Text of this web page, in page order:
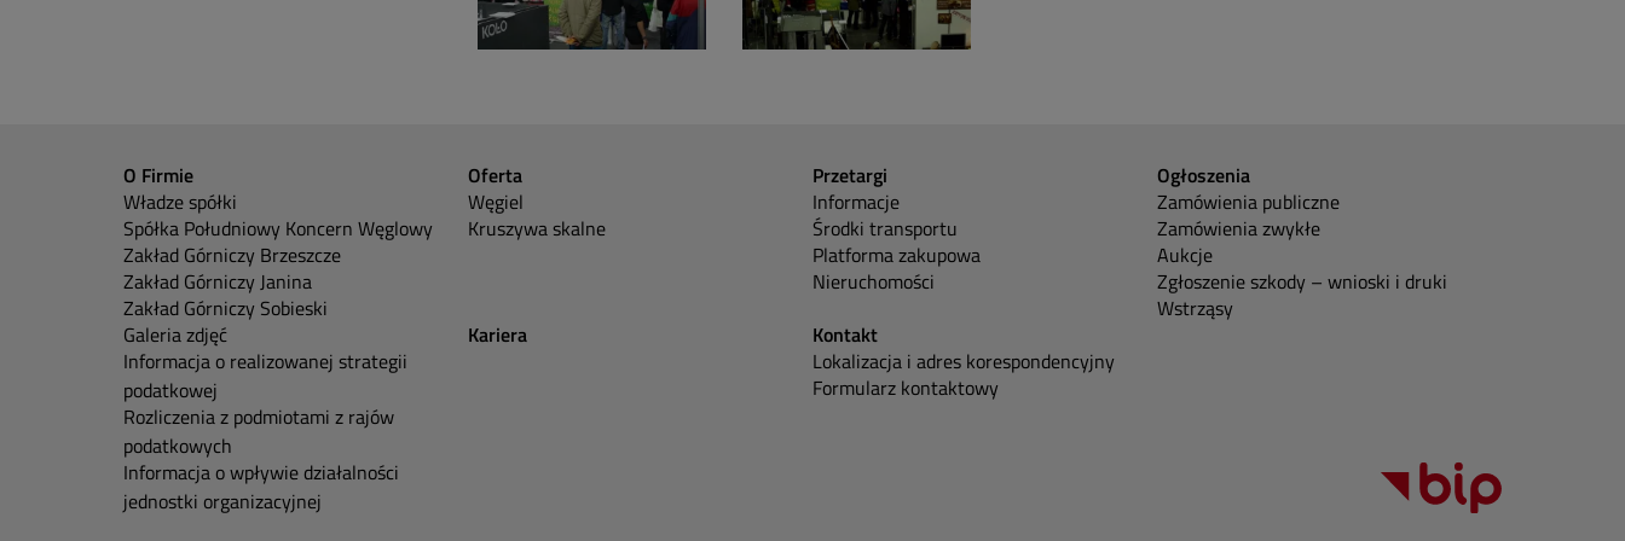
O Firmie
Władze spółki
Spółka Południowy Koncern Węglowy
Zakład Górniczy Brzeszcze
Zakład Górniczy Janina
Zakład Górniczy Sobieski
Galeria zdjęć
Informacja o realizowanej strategii
podatkowej
Rozliczenia z podmiotami z rajów
podatkowych
Informacja o wpływie działalności
jednostki organizacyjnej
Oferta
Węgiel
Kruszywa skalne
Przetargi
Informacje
Środki transportu
Platforma zakupowa
Nieruchomości
Ogłoszenia
Zamówienia publiczne
Zamówienia zwykłe
Aukcje
Zgłoszenie szkody – wnioski i druki
Wstrząsy
Kariera
Kontakt
Lokalizacja i adres korespondencyjny
Formularz kontaktowy